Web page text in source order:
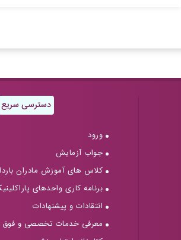
دسترسی سریع
ورود
جواب آزمایش
کلاس های آموزش مادران
برنامه کاری واحدهای
انتقادات و پیشنهادات
معرفی خدمات تخصصی و